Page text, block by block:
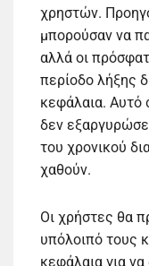
χρηστών.
μπορούσαν να
αλλά οι
περίοδο λήξης
κεφάλαια. Αυτό
δεν
του χρονικού
χαθούν.
Οι χρήστες θα
υπόλοιπό τους
κεφάλαια για